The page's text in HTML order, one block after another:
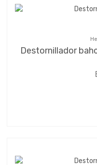
Destornillador